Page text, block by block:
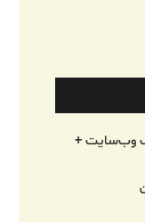
وب‌سایت +